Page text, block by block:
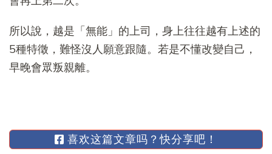
所以說，越是「無能」的上司，身上往往越有上述的
5種特徵，難怪沒人願意跟隨。若是不懂改變自己，
早晚會眾叛親離。
喜欢这篇文章吗？快分享吧！